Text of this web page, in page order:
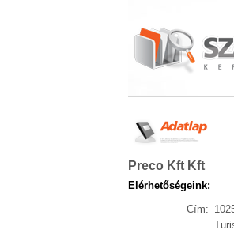
Preco Kft Kft
Elérhetőségeink:
Cím: